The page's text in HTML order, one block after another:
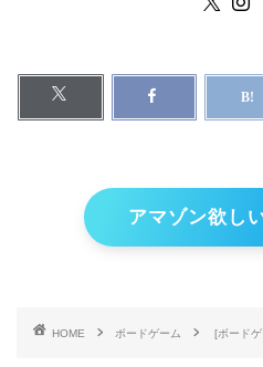
アマゾン欲し
HOME ボードゲーム [ボード